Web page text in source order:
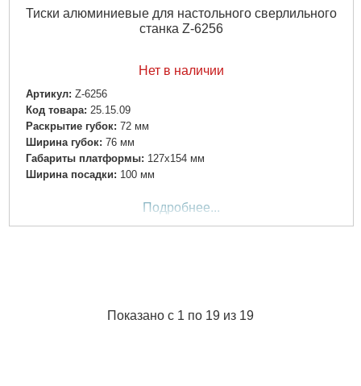
Тиски алюминиевые для настольного сверлильного
станка Z-6256
Нет в наличии
Артикул: Z-6256
Код товара: 25.15.09
Раскрытие губок: 72 мм
Ширина губок: 76 мм
Габариты платформы: 127х154 мм
Ширина посадки: 100 мм
Подробнее...
Показано с 1 по 19 из 19